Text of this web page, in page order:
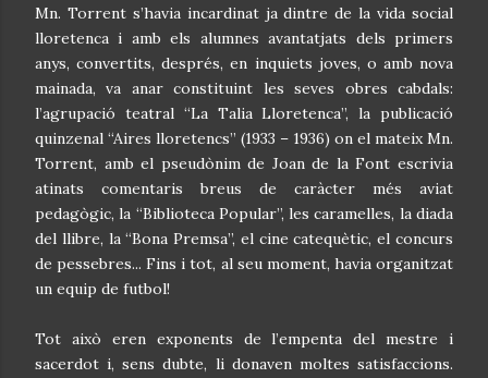
Mn. Torrent s’havia incardinat ja dintre de la vida social
lloretenca i amb els alumnes avantatjats dels primers
anys, convertits, després, en inquiets joves, o amb nova
mainada, va anar constituint les seves obres cabdals:
l’agrupació teatral “La Talia Lloretenca”, la publicació
quinzenal “Aires lloretencs” (1933 – 1936) on el mateix Mn.
Torrent, amb el pseudònim de Joan de la Font escrivia
atinats comentaris breus de caràcter més aviat
pedagògic, la “Biblioteca Popular”, les caramelles, la diada
del llibre, la “Bona Premsa”, el cine catequètic, el concurs
de pessebres... Fins i tot, al seu moment, havia organitzat
un equip de futbol!
Tot això eren exponents de l’empenta del mestre i
sacerdot i, sens dubte, li donaven moltes satisfaccions.